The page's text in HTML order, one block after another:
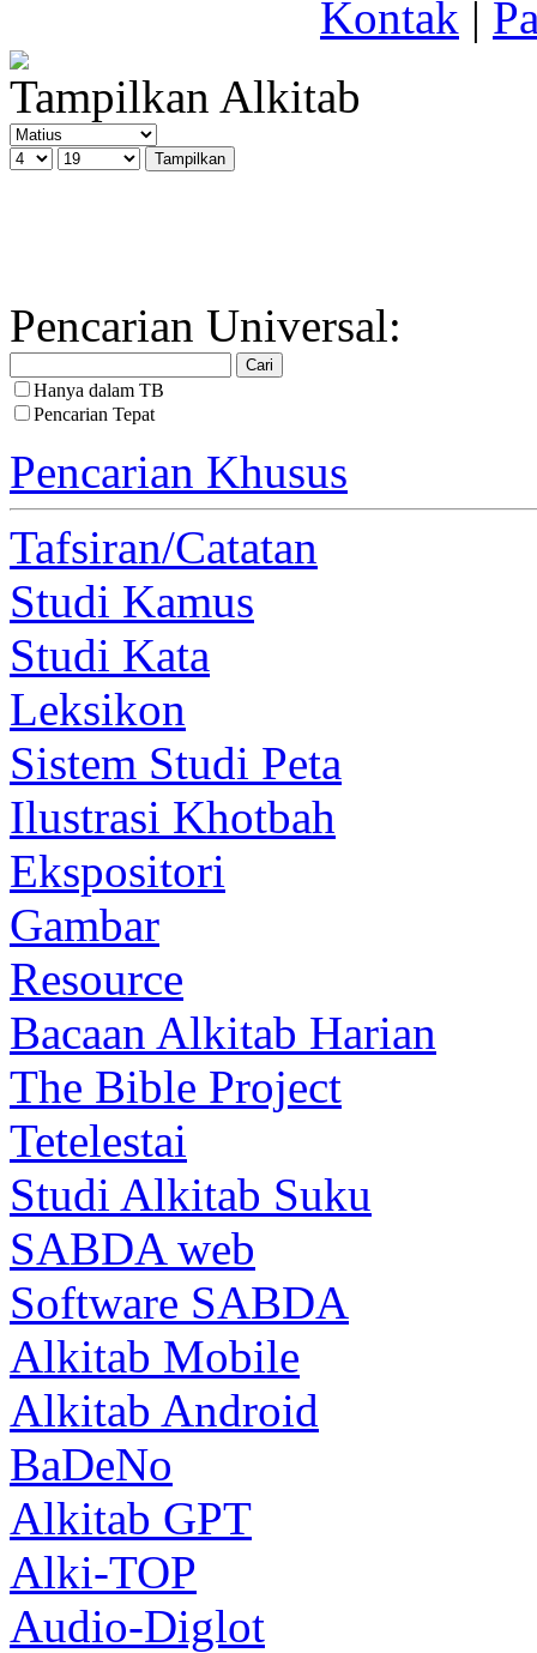
Kontak |
Tampilkan Alkitab
Pencarian Universal:
Hanya dalam TB
Pencarian Tepat
Pencarian Khusus
Tafsiran/Catatan
Studi Kamus
Studi Kata
Leksikon
Sistem Studi Peta
Ilustrasi Khotbah
Ekspositori
Gambar
Resource
Bacaan Alkitab Harian
The Bible Project
Tetelestai
Studi Alkitab Suku
SABDA web
Software SABDA
Alkitab Mobile
Alkitab Android
BaDeNo
Alkitab GPT
Alki-TOP
Audio-Diglot